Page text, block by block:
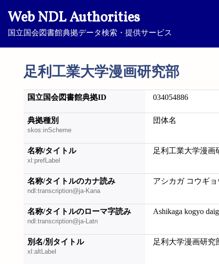
Web NDL Authorities
国立国会図書館典拠データ検索・提供サービス
足利工業大学漫画研究部
国立国会図書館典拠ID 034054886
典拠種別
skos:inScheme
団体名
名称/タイトル
xl:prefLabel
足利工業大学漫画
名称/タイトルのカナ読み
ndl:transcription@ja-Kana
アシカガ コウギ
名称/タイトルのローマ字読み
ndl:transcription@ja-Latn
Ashikaga kogyo
別名/別タイトル
xl:altLabel
足利大学漫画研究